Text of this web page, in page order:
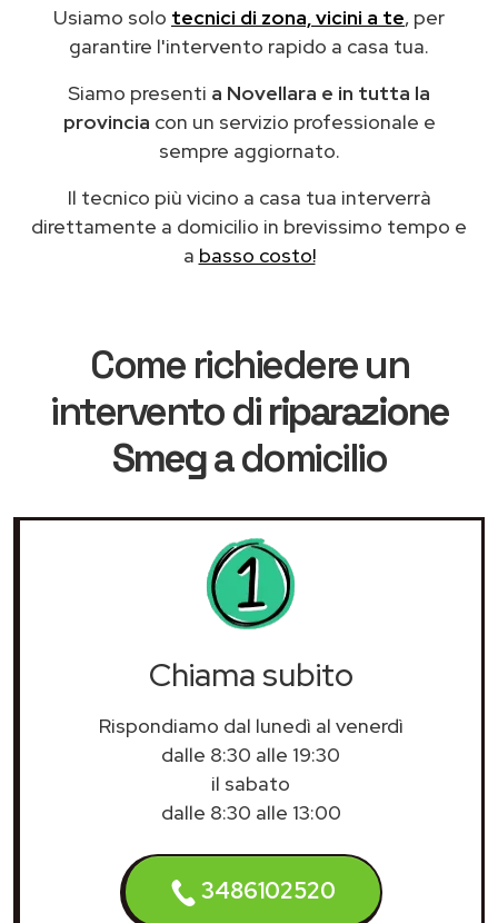
Usiamo solo tecnici di zona, vicini a te, per
garantire l'intervento rapido a casa tua.
Siamo presenti a Novellara e in tutta la
provincia con un servizio professionale e
sempre aggiornato.
Il tecnico più vicino a casa tua interverrà
direttamente a domicilio in brevissimo tempo e
a basso costo!
Come richiedere un
intervento diriparazione
Smega domicilio
Chiama subito
Rispondiamo dal lunedì al venerdì
dalle 8:30 alle 19:30
il sabato
dalle 8:30 alle 13:00
3486102520